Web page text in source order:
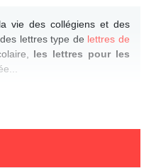
vie des collégiens et des
lettres type de lettres de
les lettres pour les